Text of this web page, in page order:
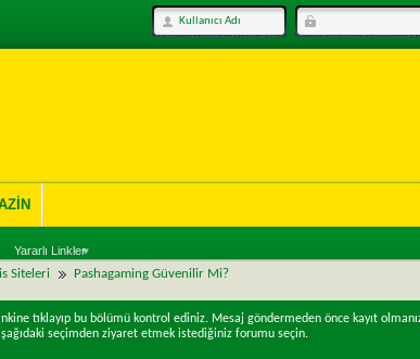
Yararlı Linkler
Siteleri Pashagaming Güvenilir Mi?
tıklayıp bu bölümü kontrol ediniz. Mesaj göndermeden önce kayıt
seçimden ziyaret etmek istediğiniz forumu seçin.